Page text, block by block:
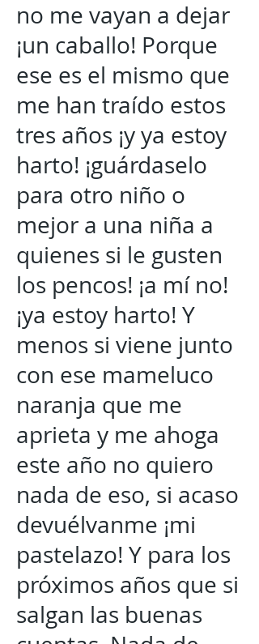
no me vayan a dejar
¡un caballo! Porque
ese es el mismo que
me han traído estos
tres años ¡y ya estoy
harto! ¡guárdaselo
para otro niño o
mejor a una niña a
quienes si le gusten
los pencos! ¡a mí no!
¡ya estoy harto! Y
menos si viene junto
con ese mameluco
naranja que me
aprieta y me ahoga
este año no quiero
nada de eso, si acaso
devuélvanme ¡mi
pastelazo! Y para los
próximos años que si
salgan las buenas